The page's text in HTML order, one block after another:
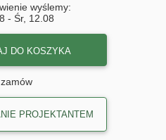
wyślemy:
- Śr, 12.08
DO KOSZYKA
PROJEKTANTEM